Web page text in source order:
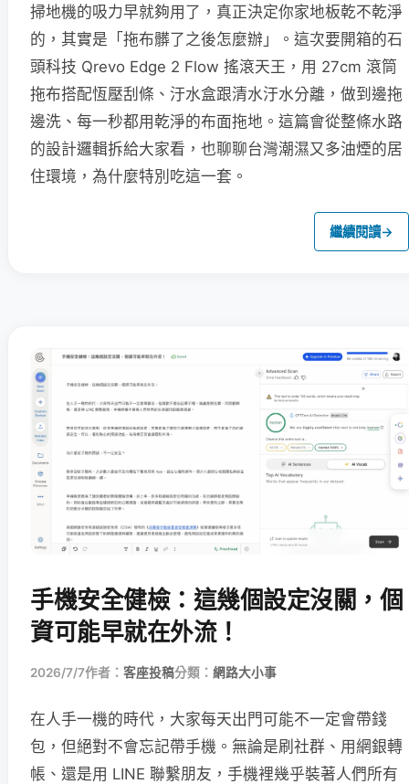
掃地機的吸力早就夠用了，真正決定你家地板乾不乾淨
的，其實是「拖布髒了之後怎麼辦」。這次要開箱的石
頭科技 Qrevo Edge 2 Flow 搖滾天王，用 27cm 滾筒
拖布搭配恆壓刮條、汙水盒跟清水汙水分離，做到邊拖
邊洗、每一秒都用乾淨的布面拖地。這篇會從整條水路
的設計邏輯拆給大家看，也聊聊台灣潮濕又多油煙的居
住環境，為什麼特別吃這一套。
繼續閱讀→
手機安全健檢：這幾個設定沒關，個
資可能早就在外流！
2026/7/7作者： 客座投稿分類： 網路大小事
在人手一機的時代，大家每天出門可能不一定會帶錢
包，但絕對不會忘記帶手機。無論是刷社群、用網銀轉
帳、還是用 LINE 聯繫朋友，手機裡幾乎裝著人們所有